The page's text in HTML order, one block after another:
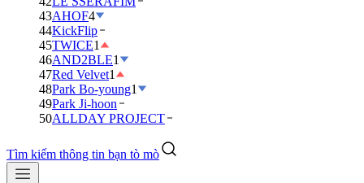
43AHOF4
44KickFlip
45TWICE1
46AND2BLE1
47Red Velvet1
48Park Bo-young1
49Park Ji-hoon
50ALLDAY PROJECT
Tìm kiếm thông tin bạn tò mò